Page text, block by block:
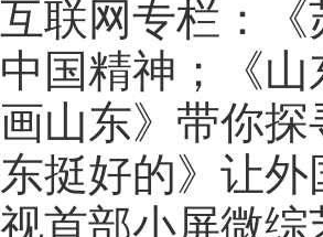
互联网专栏：
中国精神；《
画山东》带你
东挺好的》让外
视首部小屏微